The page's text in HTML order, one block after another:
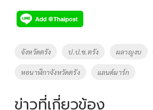
e
b
o
o
k
tt
er
p
y
Li
n
k
Tags
จังหวัดตรัง ป.ป.ช.ตรัง ผลาญงบ
หอนาฬิกาจังหวัดตรัง แลนด์มาร์ก
ข่าวที่เกี่ยวข้อง